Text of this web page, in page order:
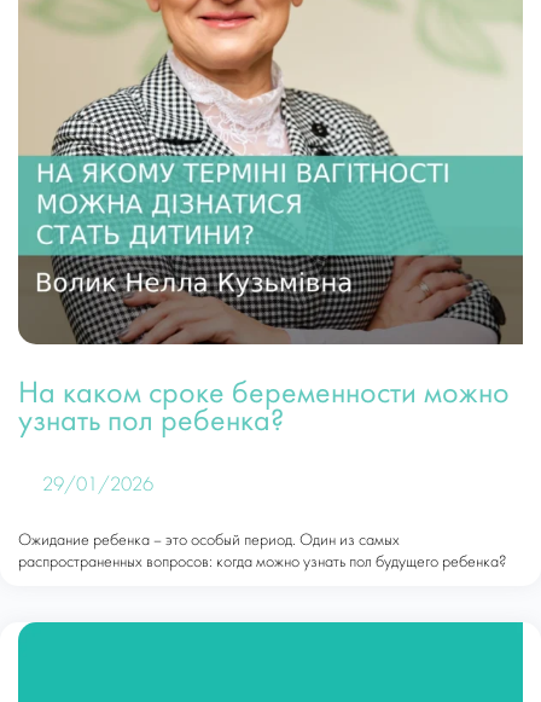
На каком сроке беременности можно
узнать пол ребенка?
29/01/2026
Ожидание ребенка – это особый период. Один из самых
распространенных вопросов: когда можно узнать пол будущего ребенка?